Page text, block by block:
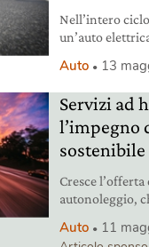
Nell’intero
un’auto
Auto 13
Servizi ad
l’impegno
sostenibile
Cresce
autonoleggio,
Auto 11